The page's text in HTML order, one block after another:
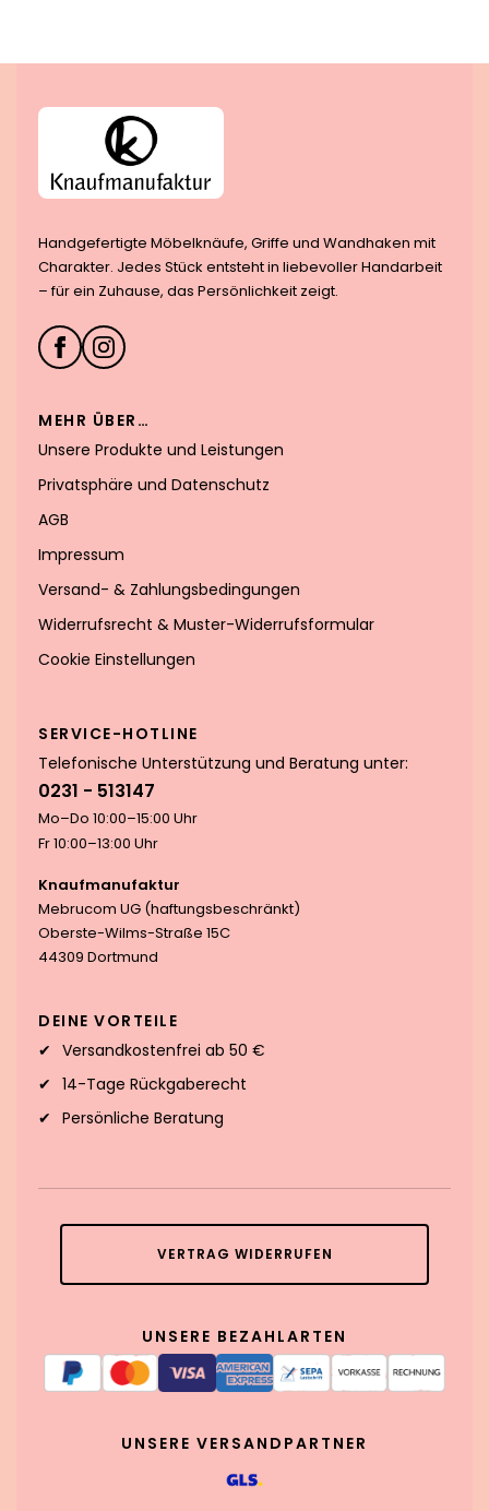
Handgefertigte Möbelknäufe, Griffe und Wandhaken mit
Charakter. Jedes Stück entsteht in liebevoller Handarbeit
– für ein Zuhause, das Persönlichkeit zeigt.
MEHR ÜBER…
Unsere Produkte und Leistungen
Privatsphäre und Datenschutz
AGB
Impressum
Versand- & Zahlungsbedingungen
Widerrufsrecht & Muster-Widerrufsformular
Cookie Einstellungen
SERVICE-HOTLINE
Telefonische Unterstützung und Beratung unter:
0231 - 513147
Mo–Do 10:00–15:00 Uhr
Fr 10:00–13:00 Uhr
Knaufmanufaktur
Mebrucom UG (haftungsbeschränkt)
Oberste-Wilms-Straße 15C
44309 Dortmund
DEINE VORTEILE
Versandkostenfrei ab 50 €
14-Tage Rückgaberecht
Persönliche Beratung
VERTRAG WIDERRUFEN
UNSERE BEZAHLARTEN
UNSERE VERSANDPARTNER